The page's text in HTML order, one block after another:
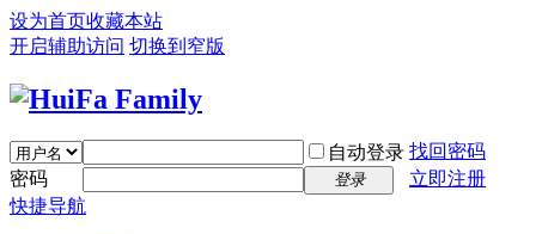
设为首页收藏本站
开启辅助访问 切换到窄版
自动登录 找回密码
密码
登录
立即注册
快捷导航